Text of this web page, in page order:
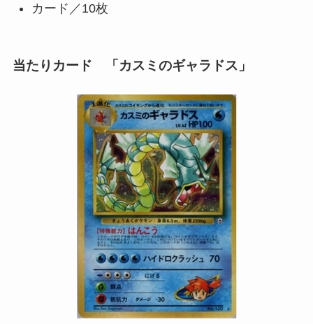
カード／10枚
当たりカード 「カスミのギャラドス」